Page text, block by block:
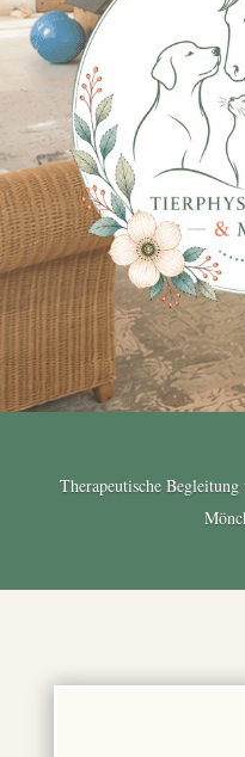
Therapeutische